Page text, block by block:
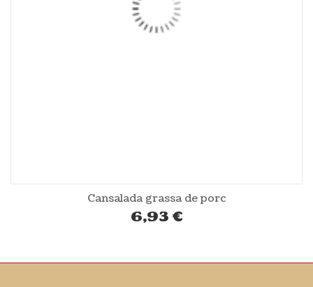
Cansalada grassa de porc
6,93 €